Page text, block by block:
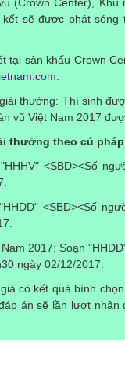
sẽ được phát
tại sân khấu Crown
thưởng: Thí sinh
vũ Việt Nam 2017
thưởng theo cú
<SBD><Số
<SBD><Số
2017: Soạn
ngày 02/12/2017.
có kết quả bình
án sẽ lần lượt